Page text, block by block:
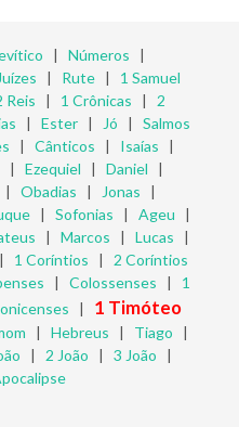
| Números |
| Rute| 1 Samuel
Reis | 1 Crônicas | 2
| Ester | Jó | Salmos
| Cânticos | Isaías |
| Ezequiel | Daniel |
| Obadias | Jonas |
| Sofonias | Ageu |
| Marcos | Lucas |
1 Coríntios | 2 Coríntios
| Colossenses | 1
| 1 Timóteo
| Hebreus | Tiago |
| 2 João | 3 João |